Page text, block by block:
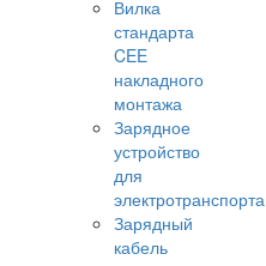
Вилка
стандарта
CEE
накладного
монтажа
Зарядное
устройство
для
электротранспорта
Зарядный
кабель